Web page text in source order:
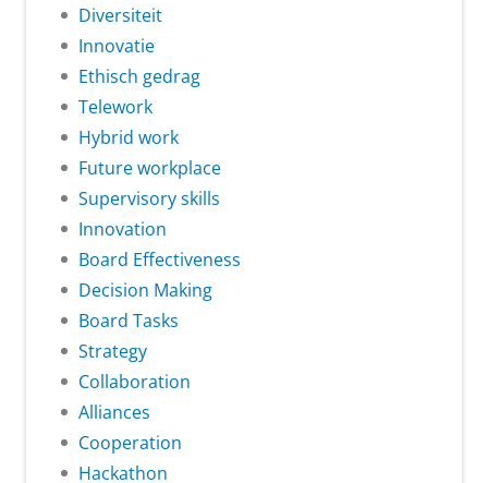
Diversiteit
Innovatie
Ethisch gedrag
Telework
Hybrid work
Future workplace
Supervisory skills
Innovation
Board Effectiveness
Decision Making
Board Tasks
Strategy
Collaboration
Alliances
Cooperation
Hackathon